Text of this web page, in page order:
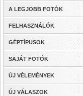
A LEGJOBB FOTÓK
FELHASZNÁLÓK
GÉPTÍPUSOK
SAJÁT FOTÓK
ÚJ VÉLEMÉNYEK
ÚJ VÁLASZOK